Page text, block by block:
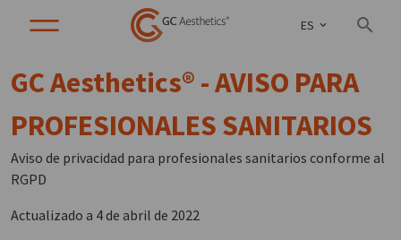
ES
GC Aesthetics® - AVISO PARA
PROFESIONALES SANITARIOS
Aviso de privacidad para profesionales sanitarios conforme al
RGPD
Actualizado a 4 de abril de 2022